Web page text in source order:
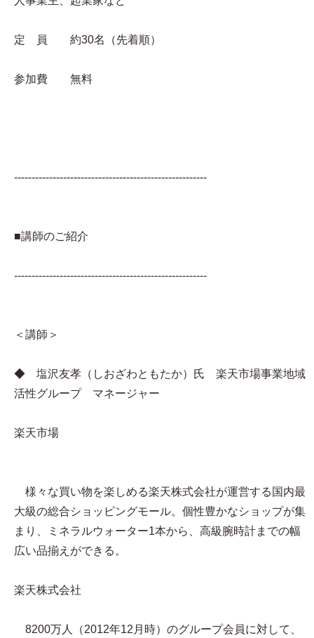
定 員 約30名（先着順）
参加費 無料
-------------------------------------------------------
■講師のご紹介
-------------------------------------------------------
＜講師＞
◆ 塩沢友孝（しおざわともたか）氏 楽天市場事業地域
活性グループ マネージャー
楽天市場
様々な買い物を楽しめる楽天株式会社が運営する国内最
大級の総合ショッピングモール。個性豊かなショップが集
まり、ミネラルウォーター1本から、高級腕時計までの幅
広い品揃えができる。
楽天株式会社
8200万人（2012年12月時）のグループ会員に対して、